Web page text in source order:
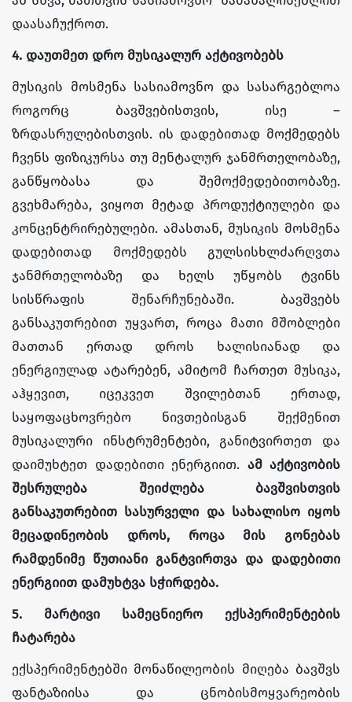
დაასაჩუქროთ.
4. დაუთმეთ დრო მუსიკალურ აქტივობებს
მუსიკის მოსმენა სასიამოვნო და სასარგებლოა
როგორც ბავშვებისთვის, ისე –
ზრდასრულებისთვის. ის დადებითად მოქმედებს
ჩვენს ფიზიკურსა თუ მენტალურ ჯანმრთელობაზე,
განწყობასა და შემოქმედებითობაზე.
გვეხმარება, ვიყოთ მეტად პროდუქტიულები და
კონცენტრირებულები. ამასთან, მუსიკის მოსმენა
დადებითად მოქმედებს გულსისხლძარღვთა
ჯანმრთელობაზე და ხელს უწყობს ტვინს
სისწრაფის შენარჩუნებაში. ბავშვებს
განსაკუთრებით უყვართ, როცა მათი მშობლები
მათთან ერთად დროს ხალისიანად და
ენერგიულად ატარებენ, ამიტომ ჩართეთ მუსიკა,
აჰყევით, იცეკვეთ შვილებთან ერთად,
საყოფაცხოვრებო ნივთებისგან შექმენით
მუსიკალური ინსტრუმენტები, განიტვირთეთ და
დაიმუხტეთ დადებითი ენერგიით. ამ აქტივობის
შესრულება შეიძლება ბავშვისთვის
განსაკუთრებით სასურველი და სახალისო იყოს
მეცადინეობის დროს, როცა მის გონებას
რამდენიმე წუთიანი განტვირთვა და დადებითი
ენერგიით დამუხტვა სჭირდება.
5. მარტივი სამეცნიერო ექსპერიმენტების
ჩატარება
ექსპერიმენტებში მონაწილეობის მიღება ბავშვს
ფანტაზიისა და ცნობისმოყვარეობის